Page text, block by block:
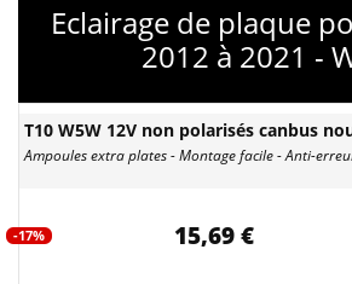
Eclairage de plaque
2012 à 2021 -
T10 W5W 12V non polarisés canbus
Ampoules extra plates - Montage facile - Anti-
-17% 15,69 €